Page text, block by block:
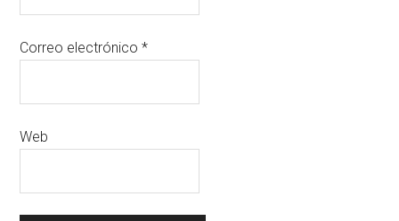
Correo electrónico*
Web